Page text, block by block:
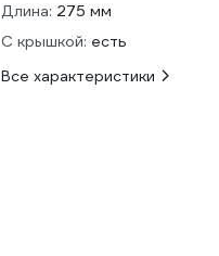
Длина: 275 мм
С крышкой: есть
Все характеристики